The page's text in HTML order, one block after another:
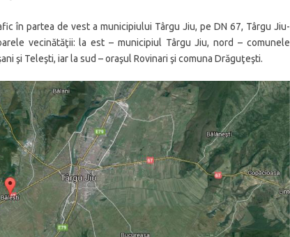
în partea de vest a municipiului Târgu Jiu, pe DN 67, Târgu Jiu-
vecinătăţii: la est – municipiul Târgu Jiu, nord – comunele
şi Teleşti, iar la sud – oraşul Rovinari şi comuna Drăguţeşti.